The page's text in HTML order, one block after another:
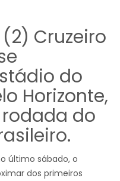
Cruzeiro
do
Horizonte,
rodada do
último sábado, o
dos primeiros